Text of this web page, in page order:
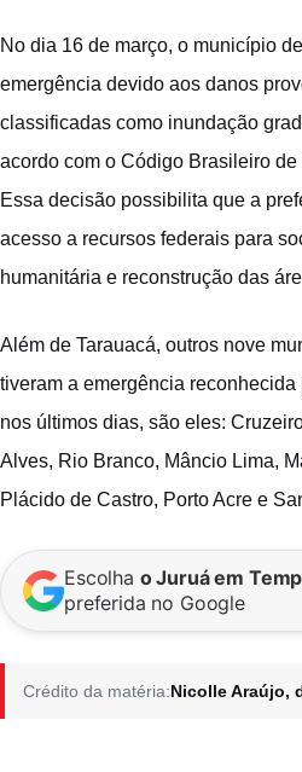
No dia 16 de março, o município
emergência devido aos danos
classificadas como inundação
acordo com o Código Brasileiro
Essa decisão possibilita que a
acesso a recursos federais para
humanitária e reconstrução das
Além de Tarauacá, outros nove
tiveram a emergência reconhecida
nos últimos dias, são eles:
Alves, Rio Branco, Mâncio Lima,
Plácido de Castro, Porto Acre e
Escolha o Juruá em
preferida no Google
Crédito da matéria:Nicolle Araújo,